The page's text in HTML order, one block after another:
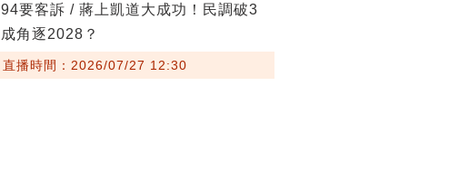
94要客訴 / 蔣上凱道大成功！民調破3
成角逐2028？
直播時間：2026/07/27 12:30